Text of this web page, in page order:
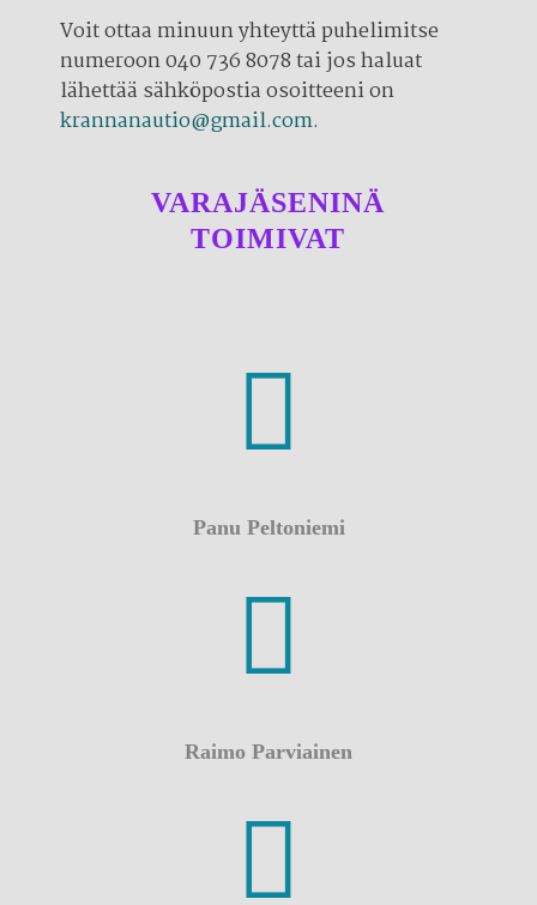
Voit ottaa minuun yhteyttä puhelimitse
numeroon 040 736 8078 tai jos haluat
lähettää sähköpostia osoitteeni on
krannanautio@gmail.com.
VARAJÄSENINÄ
TOIMIVAT
Panu Peltoniemi
p. 044 313 3124
Raimo Parviainen
p. 040 0934074